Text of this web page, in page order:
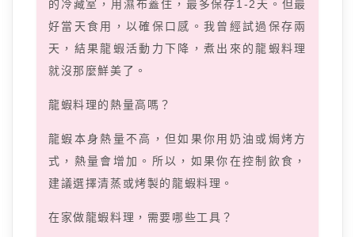
的冷藏室，用濕布蓋住，最多保存1-2天。但最
好當天食用，以確保口感。我曾經試過保存兩
天，結果龍蝦活動力下降，煮出來的龍蝦料理
就沒那麼鮮美了。
龍蝦料理的熱量高嗎？
龍蝦本身熱量不高，但如果你用奶油或焗烤方
式，熱量會增加。所以，如果你在控制飲食，
建議選擇清蒸或烤製的龍蝦料理。
在家做龍蝦料理，需要哪些工具？